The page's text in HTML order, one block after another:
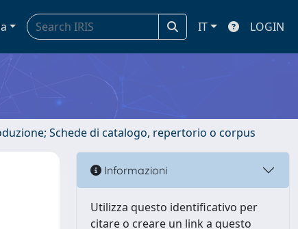
IT LOGIN
Schede di catalogo, repertorio o corpus
Informazioni
Utilizza questo identificativo per
citare o creare un link a questo